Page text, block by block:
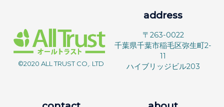
©2020 ALL TRUST CO,. LTD
address
〒263-0022
千葉県千葉市稲毛区弥生町2-
11
ハイブリッジビル203